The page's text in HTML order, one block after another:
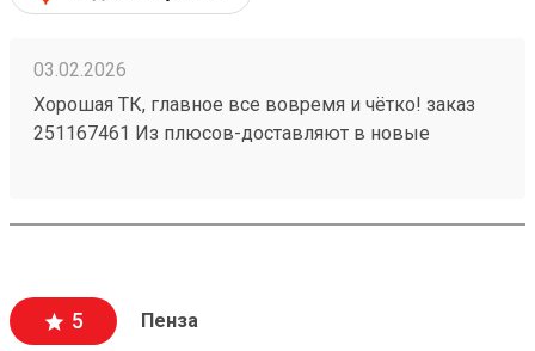
03.02.2026
Хорошая ТК, главное все вовремя и чётко! заказ
251167461 Из плюсов-доставляют в новые
5 Пенза